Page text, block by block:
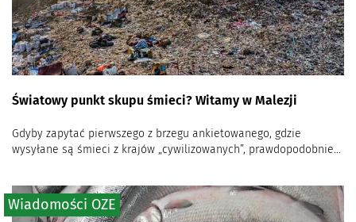
Światowy punkt skupu śmieci? Witamy w Malezji
Gdyby zapytać pierwszego z brzegu ankietowanego, gdzie
wysyłane są śmieci z krajów „cywilizowanych”, prawdopodobnie...
Wiadomości OZE